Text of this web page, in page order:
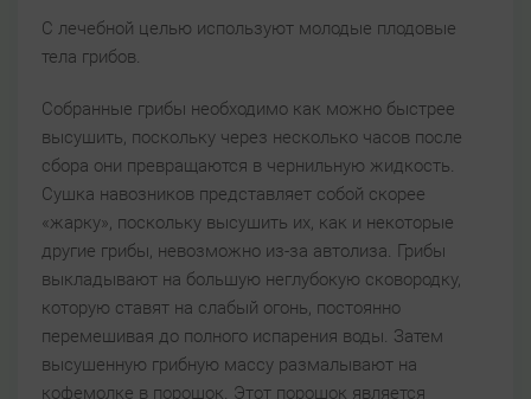
С лечебной целью используют молодые плодовые
тела грибов.
Собранные грибы необходимо как можно быстрее
высушить, поскольку через несколько часов после
сбора они превращаются в чернильную жидкость.
Сушка навозников представляет собой скорее
«жарку», поскольку высушить их, как и некоторые
другие грибы, невозможно из-за автолиза. Грибы
выкладывают на большую неглубокую сковородку,
которую ставят на слабый огонь, постоянно
перемешивая до полного испарения воды. Затем
высушенную грибную массу размалывают на
кофемолке в порошок. Этот порошок является